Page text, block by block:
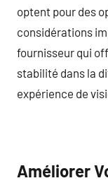
optent pour des
considérations
fournisseur qui
stabilité dans la
expérience de
Améliorer